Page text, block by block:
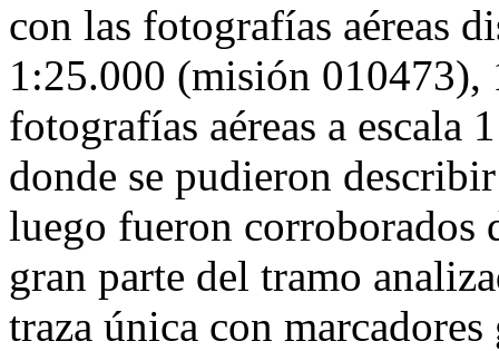
con las fotografías aéreas
1:25.000 (misión
fotografías aéreas a
donde se pudieron
luego fueron corroborados
gran parte del tramo
traza única con